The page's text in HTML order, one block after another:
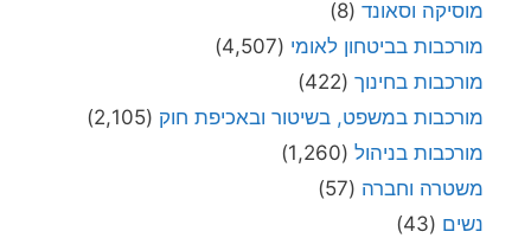
מוסיקה וסאונד (8)
מורכבות בביטחון לאומי (4,507)
מורכבות בחינוך (422)
מורכבות במשפט, בשיטור ובאכיפת חוק (2,105)
מורכבות בניהול (1,260)
משטרה וחברה (57)
נשים (43)